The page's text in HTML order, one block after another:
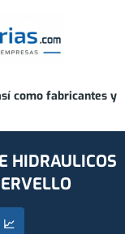
como fabricantes y
HIDRAULICOS
📈